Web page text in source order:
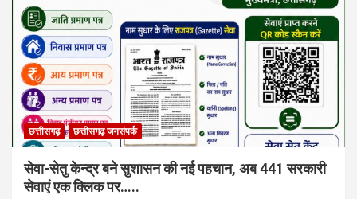
छत्तीसगढ़ छत्तीसगढ़ जनसंपर्क
सेवा-सेतु केन्द्र बने सुशासन की नई पहचान, अब 441 सरकारी
सेवाएं एक क्लिक पर…..